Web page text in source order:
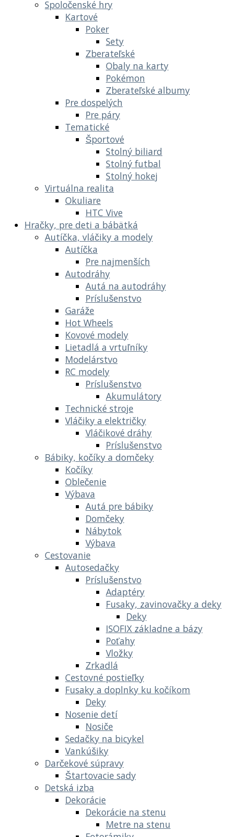
Spoločenské hry
Kartové
Poker
Sety
Zberateľské
Obaly na karty
Pokémon
Zberateľské albumy
Pre dospelých
Pre páry
Tematické
Športové
Stolný biliard
Stolný futbal
Stolný hokej
Virtuálna realita
Okuliare
HTC Vive
Hračky, pre deti a bábätká
Autíčka, vláčiky a modely
Autíčka
Pre najmenších
Autodráhy
Autá na autodráhy
Príslušenstvo
Garáže
Hot Wheels
Kovové modely
Lietadlá a vrtuľníky
Modelárstvo
RC modely
Príslušenstvo
Akumulátory
Technické stroje
Vláčiky a električky
Vláčikové dráhy
Príslušenstvo
Bábiky, kočíky a domčeky
Kočíky
Oblečenie
Výbava
Autá pre bábiky
Domčeky
Nábytok
Výbava
Cestovanie
Autosedačky
Príslušenstvo
Adaptéry
Fusaky, zavinovačky a deky
Deky
ISOFIX základne a bázy
Poťahy
Vložky
Zrkadlá
Cestovné postieľky
Fusaky a doplnky ku kočíkom
Deky
Nosenie detí
Nosiče
Sedačky na bicykel
Vankúšiky
Darčekové súpravy
Štartovacie sady
Detská izba
Dekorácie
Dekorácie na stenu
Metre na stenu